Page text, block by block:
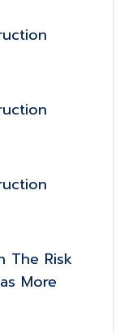
The Risk
More